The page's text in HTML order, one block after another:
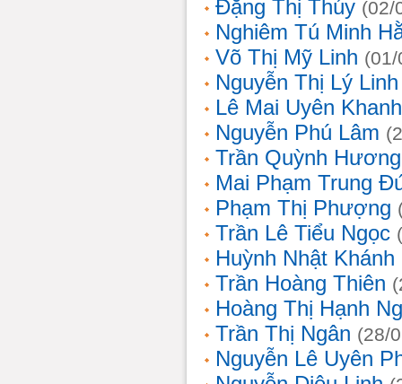
Đặng Thị Thúy (02/
Nghiêm Tú Minh
Võ Thị Mỹ Linh
Nguyễn Thị Lý Linh
Lê Mai Uyên Khanh
Nguyễn Phú Lâm
Trần Quỳnh Hương
Mai Phạm Trung
Phạm Thị Phượng
Trần Lê Tiểu Ngọc
Huỳnh Nhật Khánh
Trần Hoàng Thiên
Hoàng Thị Hạnh
Trần Thị Ngân (28/
Nguyễn Lê Uyên